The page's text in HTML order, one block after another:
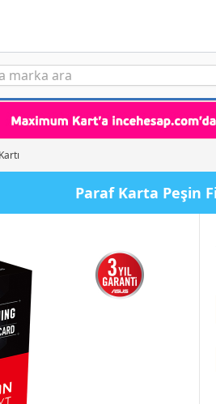
Paraf Karta Peşin